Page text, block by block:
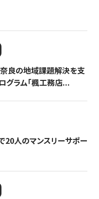
奈良の地域課題解決を支
グラム「楓工務店...
20人のマンスリーサポー